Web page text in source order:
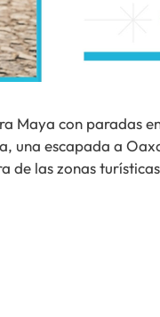
Maya con paradas
una escapada a
las zonas